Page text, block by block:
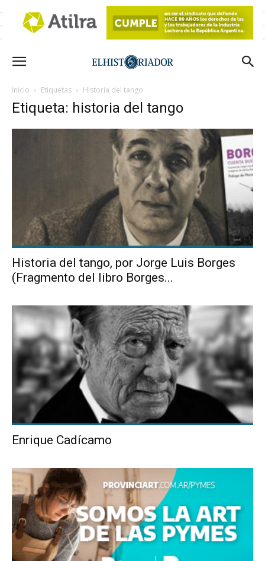
Inicio Etiquetas Historia del tango
Etiqueta: historia del tango
Historia del tango, por Jorge Luis Borges
(Fragmento del libro Borges...
Enrique Cadícamo